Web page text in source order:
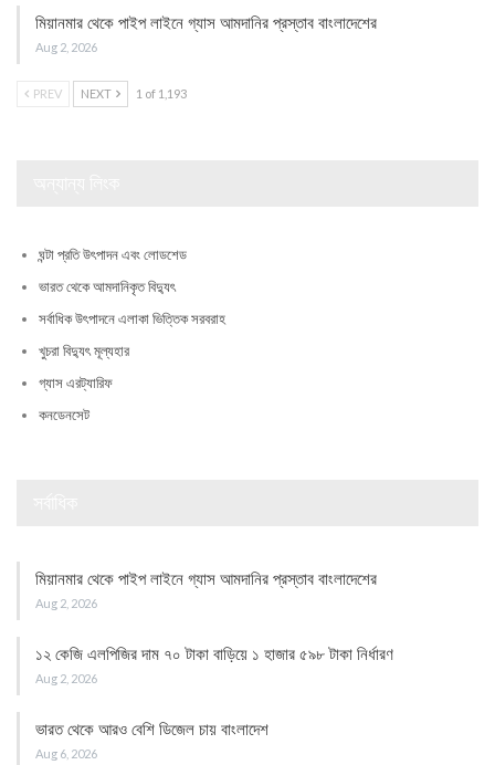
মিয়ানমার থেকে পাইপ লাইনে গ্যাস আমদানির প্রস্তাব বাংলাদেশের
Aug 2, 2026
PREV NEXT 1 of 1,193
ঘন্টা প্রতি উৎপাদন এবং লোডশেড
ভারত থেকে আমদানিকৃত বিদ্যুৎ
সর্বাধিক উৎপাদনে এলাকা ভিত্তিক সরবরাহ
খুচরা বিদ্যুৎ মূল্যহার
গ্যাস এরট্যারিফ
কনডেনসেট
মিয়ানমার থেকে পাইপ লাইনে গ্যাস আমদানির প্রস্তাব বাংলাদেশের
Aug 2, 2026
১২ কেজি এলপিজির দাম ৭০ টাকা বাড়িয়ে ১ হাজার ৫৯৮ টাকা নির্ধারণ
Aug 2, 2026
ভারত থেকে আরও বেশি ডিজেল চায় বাংলাদেশ
Aug 6, 2026